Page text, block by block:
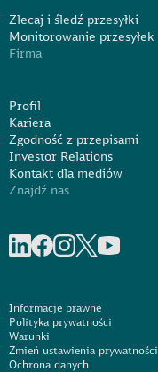
Zlecaj i śledź przesyłki
Monitorowanie przesyłek
Firma
Profil
Kariera
Zgodność z przepisami
Investor Relations
Kontakt dla mediów
Znajdź nas
Informacje prawne
Polityka prywatności
Warunki
Zmień ustawienia prywatności
Ochrona danych